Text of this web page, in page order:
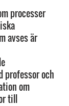
processer
avses är
professor och
om
till